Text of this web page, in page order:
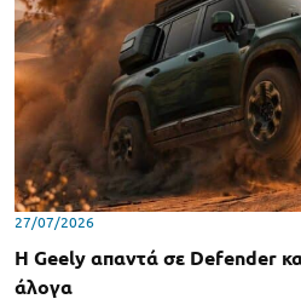
27/07/2026
Η Geely απαντά σε Defender
άλογα